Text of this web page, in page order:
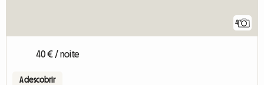
4
40 € / noite
A descobrir